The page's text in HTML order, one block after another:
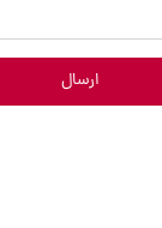
ارسال